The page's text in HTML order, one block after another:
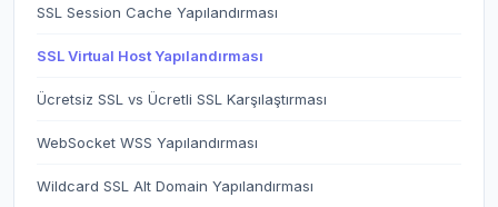
SSL Session Cache Yapılandırması
SSL Virtual Host Yapılandırması
Ücretsiz SSL vs Ücretli SSL Karşılaştırması
WebSocket WSS Yapılandırması
Wildcard SSL Alt Domain Yapılandırması